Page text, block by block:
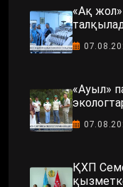
«Ақ жол»
«Ауыл»
ҚХП